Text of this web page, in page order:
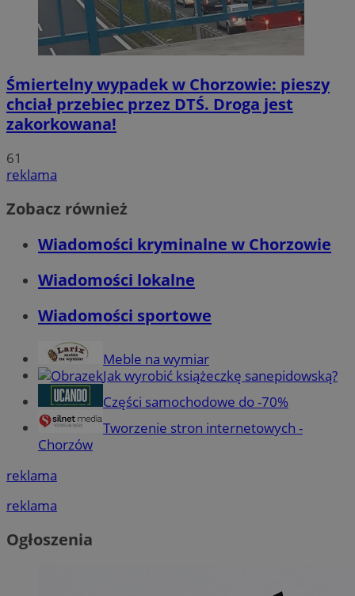
Śmiertelny wypadek w Chorzowie: pieszy
chciał przebiec przez DTŚ. Droga jest
zakorkowana!
61
reklama
Zobacz również
Wiadomości kryminalne w Chorzowie
Wiadomości lokalne
Wiadomości sportowe
Meble na wymiar
Jak wyrobić książeczkę sanepidowską?
Części samochodowe do -70%
Tworzenie stron internetowych -
Chorzów
reklama
reklama
Ogłoszenia